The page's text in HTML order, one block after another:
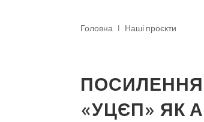
Головна | Наші проєкти
ПОСИЛЕННЯ
«УЦЄП» ЯК